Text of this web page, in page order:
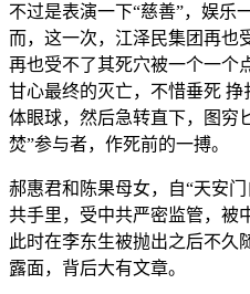
不过是表演一下“慈善”，娱乐
而，这一次，江泽民集团再也
再也受不了其死穴被一个一个
甘心最终的灭亡，不惜垂死
体眼球，然后急转直下，图穷
焚”参与者，作死前的一搏。
郝惠君和陈果母女，自“天安
共手里，受中共严密监管，被
此时在李东生被抛出之后不久
露面，背后大有文章。